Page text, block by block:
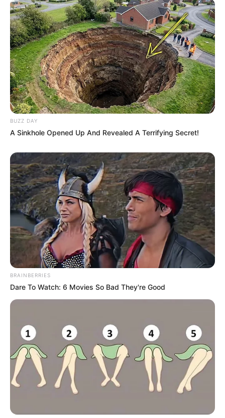
Undergrounder crafter
BUZZ DAY
A Sinkhole Opened Up And Revealed A Terrifying Secret!
BRAINBERRIES
Dare To Watch: 6 Movies So Bad They're Good